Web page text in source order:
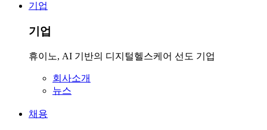
기업
기업
휴이노, AI 기반의 디지털헬스케어 선도 기업
회사소개
뉴스
채용